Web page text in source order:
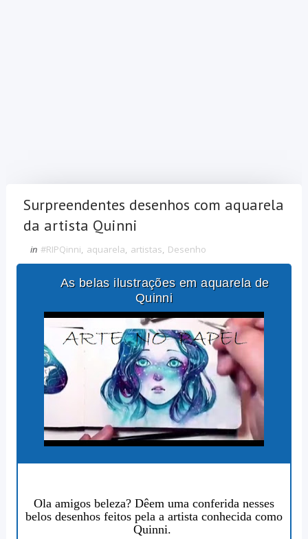
Surpreendentes desenhos com aquarela
da artista Quinni
in #RIPQinni, aquarela, artistas, Desenho
As belas ilustrações em aquarela de
Quinni
Ola amigos beleza? Dêem uma conferida nesses
belos desenhosfeitos pela a artista conhecida como
Quinni.